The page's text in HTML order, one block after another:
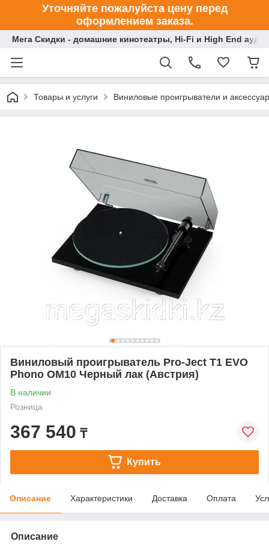
Уточняйте пожалуйста цену перед
оформлением заказа.
Мега Скидки - домашние кинотеатры, Hi-Fi и High End
Товары и услуги Виниловые проигрыватели и
Виниловый проигрыватель Pro-Ject T1 EVO
Phono OM10 Черный лак (Австрия)
В наличии
Розница
367 540 ₸
Купить
Описание Характеристики Доставка Оплата
Описание